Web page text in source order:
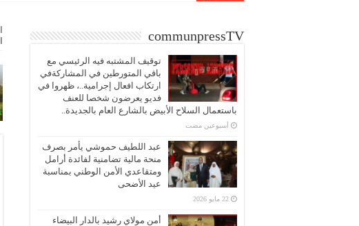
communpressTV
توقيف المشتبه فيه الرئيسي مع
باقي المتورطين في المشاركةفي
ارتكاب افعال إجرامية..، ظهروا في
فديو يعرضون شخصا للعنف
باستعمال السلاح الأبيض بالشارع العام بالجديدة..
‏أسبوعين مضت
عبد اللطيف حموشي يأمر بصرف
منحة مالية تضامنية لفائدة أرامل
ومتقاعدي الأمن الوطني بمناسبة
عيد الأضحى
22 مايو 2026
أمن مولاي رشيد بالدار البيضاء